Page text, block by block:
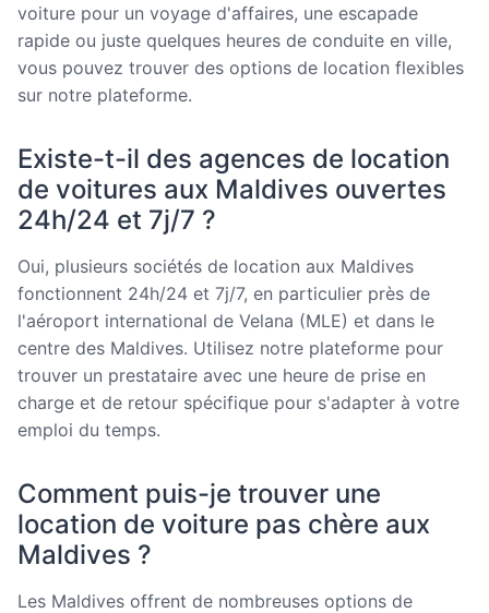
voiture pour un voyage d'affaires, une escapade
rapide ou juste quelques heures de conduite en ville,
vous pouvez trouver des options de location flexibles
sur notre plateforme.
Existe-t-il des agences de location
de voitures aux Maldives ouvertes
24h/24 et 7j/7 ?
Oui, plusieurs sociétés de location aux Maldives
fonctionnent 24h/24 et 7j/7, en particulier près de
l'aéroport international de Velana (MLE) et dans le
centre des Maldives. Utilisez notre plateforme pour
trouver un prestataire avec une heure de prise en
charge et de retour spécifique pour s'adapter à votre
emploi du temps.
Comment puis-je trouver une
location de voiture pas chère aux
Maldives ?
Les Maldives offrent de nombreuses options de